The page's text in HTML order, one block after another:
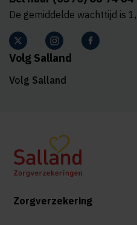
De gemiddelde wachttijd is
Volg Salland
Volg Salland
Zorgverzekering